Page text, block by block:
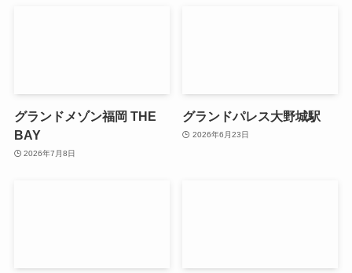
グランドメゾン福岡 THE
BAY
2026年7月8日
グランドパレス大野城駅
2026年6月23日